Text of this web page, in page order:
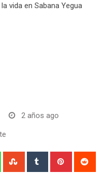
2 años ago
WhatsappStumbleUpon
Tumblr Pinterest